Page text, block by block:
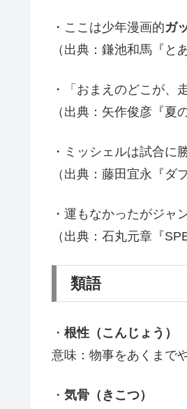
・ここは少年漫画的ガ
（出典：鎌池和馬『と
・「おまえのどこが、
（出典：矢作俊彦『夏
・ミッシェルは試合に
（出典：藤田宜永『ダ
・運もなかったがジャ
（出典：石丸元章『
類語
・ 根性（こんじょう）
意味：物事をあくまで
・ 気骨（きこつ）